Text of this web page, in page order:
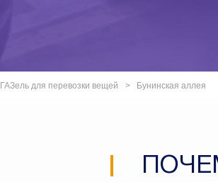
ГАЗель для перевозки вещей Бунинская аллея